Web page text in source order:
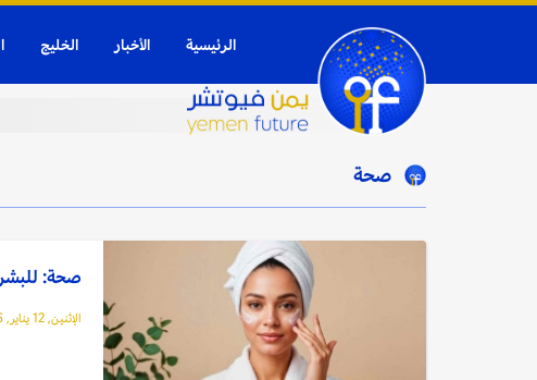
الرئيسية الأخبار الخليج
صحة
صحة:
الإثنين, 12 يناير, 2026